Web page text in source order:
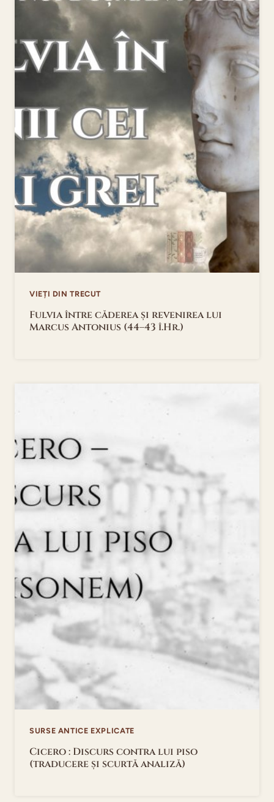
VIEȚI DIN TRECUT
Fulvia între căderea și revenirea lui
Marcus Antonius (44–43 î.Hr.)
SURSE ANTICE EXPLICATE
Cicero : Discurs contra lui piso
(traducere și scurtă analiză)